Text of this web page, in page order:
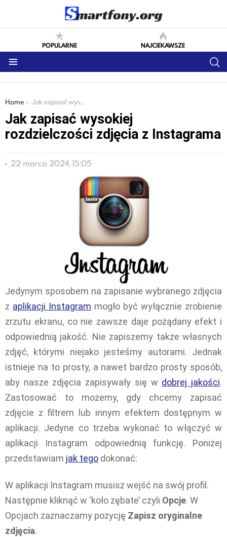
POPULARNE NAJCIEKAWSZE
You are here:
Home Jak zapisać wysokiej rozdzielczości zdjęcia z Instagrama
Jak zapisać wysokiej
rozdzielczości zdjęcia z Instagrama
22 marca 2024, 15:05
Jedynym sposobem na zapisanie wybranego zdjęcia
z aplikacji Instagram mogło być wyłącznie zrobienie
zrzutu ekranu, co nie zawsze daje pożądany efekt i
odpowiednią jakość. Nie zapiszemy także własnych
zdjęć, którymi niejako jesteśmy autorami. Jednak
istnieje na to prosty, a nawet bardzo prosty sposób,
aby nasze zdjęcia zapisywały się w dobrej jakości.
Zastosować to możemy, gdy chcemy zapisać
zdjęcie z filtrem lub innym efektem dostępnym w
aplikacji. Jedyne co trzeba wykonać to włączyć w
aplikacji Instagram odpowiednią funkcję. Poniżej
przedstawiam jak tego dokonać:
W aplikacji Instagram musisz wejść na swój profil.
Następnie kliknąć w 'koło zębate’ czyli Opcje. W
Opcjach zaznaczamy pozycję Zapisz oryginalne
zdjęcia.